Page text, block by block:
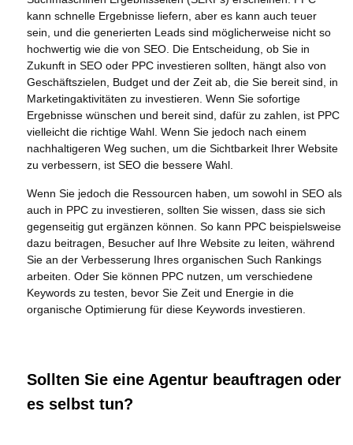
kann schnelle Ergebnisse liefern, aber es kann auch teuer
sein, und die generierten Leads sind möglicherweise nicht so
hochwertig wie die von SEO. Die Entscheidung, ob Sie in
Zukunft in SEO oder PPC investieren sollten, hängt also von
Geschäftszielen, Budget und der Zeit ab, die Sie bereit sind, in
Marketingaktivitäten zu investieren. Wenn Sie sofortige
Ergebnisse wünschen und bereit sind, dafür zu zahlen, ist PPC
vielleicht die richtige Wahl. Wenn Sie jedoch nach einem
nachhaltigeren Weg suchen, um die Sichtbarkeit Ihrer Website
zu verbessern, ist SEO die bessere Wahl.
Wenn Sie jedoch die Ressourcen haben, um sowohl in SEO als
auch in PPC zu investieren, sollten Sie wissen, dass sie sich
gegenseitig gut ergänzen können. So kann PPC beispielsweise
dazu beitragen, Besucher auf Ihre Website zu leiten, während
Sie an der Verbesserung Ihres organischen Such Rankings
arbeiten. Oder Sie können PPC nutzen, um verschiedene
Keywords zu testen, bevor Sie Zeit und Energie in die
organische Optimierung für diese Keywords investieren.
Sollten Sie eine Agentur beauftragen oder
es selbst tun?